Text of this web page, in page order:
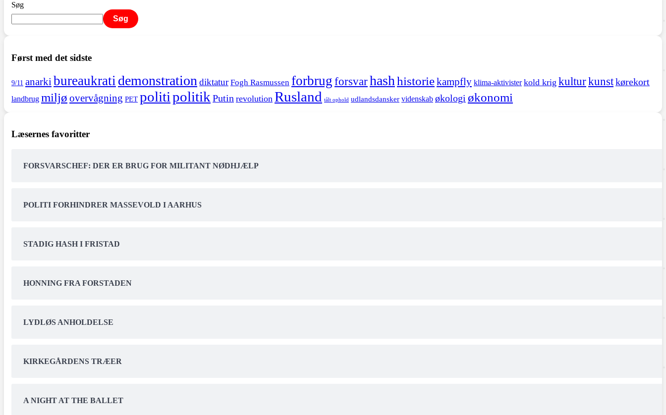
Søg
Søg
Først med det sidste
9/11 anarki bureaukrati demonstration diktatur Fogh Rasmussen forbrugforsvarhash historiekampfly klima-aktivister kold krig kulturkunstkørekort
landbrug miljø overvågning PET politipolitik Putin revolution Rusland tålt ophold udlandsdansker videnskab økologi økonomi
Læsernes favoritter
FORSVARSCHEF: DER ER BRUG FOR MILITANT NØDHJÆLP
POLITI FORHINDRER MASSEVOLD I AARHUS
STADIG HASH I FRISTAD
HONNING FRA FORSTADEN
LYDLØS ANHOLDELSE
KIRKEGÅRDENS TRÆER
A NIGHT AT THE BALLET